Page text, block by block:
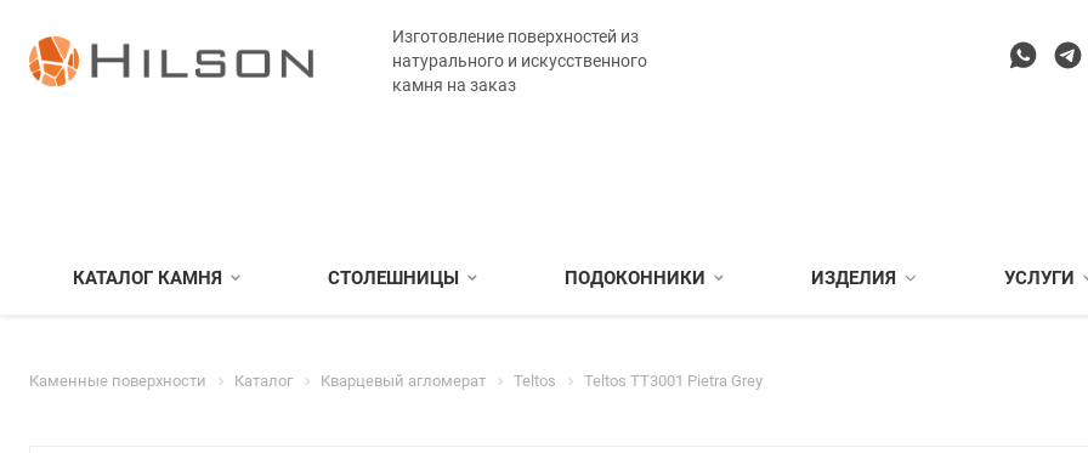
Изготовление поверхностей из
натурального и искусственного
камня на заказ
КАТАЛОГ КАМНЯ СТОЛЕШНИЦЫ ПОДОКОННИКИ ИЗДЕЛИЯ УСЛУГИ
Каменные поверхности Каталог Кварцевый агломерат Teltos Teltos TT3001 Pietra Grey